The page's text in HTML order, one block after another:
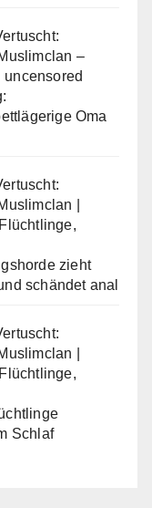
–
Oma
|
zieht
schändet anal
|
Schlaf